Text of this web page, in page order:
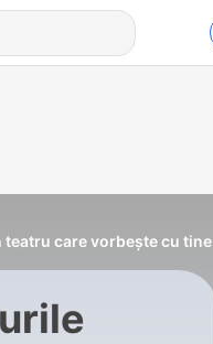
care vorbește cu tine